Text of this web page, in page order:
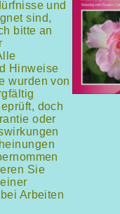
und
sind,
bitte an
Hinweise
wurden von
doch
oder
Sie
Arbeiten